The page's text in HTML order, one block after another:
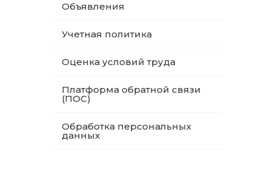
Объявления
Учетная политика
Оценка условий труда
Платформа обратной связи
(ПОС)
Обработка персональных
данных